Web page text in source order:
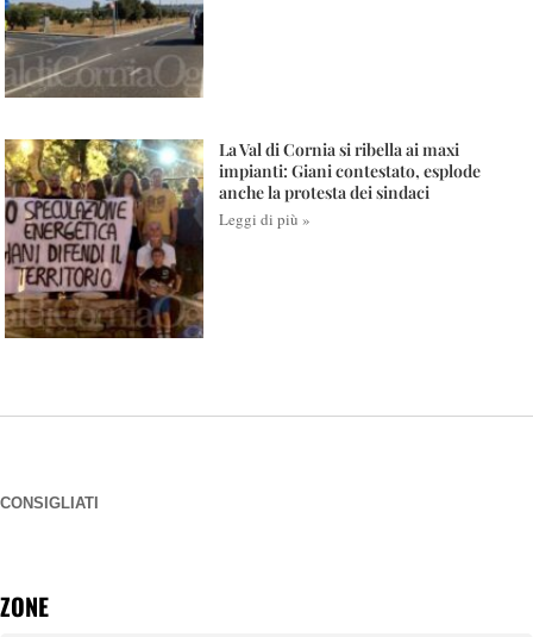
La Val di Cornia si ribella ai maxi
impianti: Giani contestato, esplode
anche la protesta dei sindaci
Leggi di più »
CONSIGLIATI
ZONE